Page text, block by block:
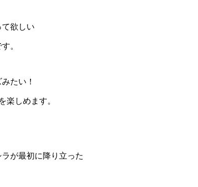
欲しい
。
たい！
楽しめます。
が最初に降り立った